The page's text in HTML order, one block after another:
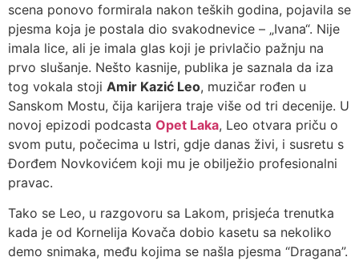
scena ponovo formirala nakon teških godina, pojavila se
pjesma koja je postala dio svakodnevice – „Ivana“. Nije
imala lice, ali je imala glas koji je privlačio pažnju na
prvo slušanje. Nešto kasnije, publika je saznala da iza
tog vokala stoji Amir Kazić Leo, muzičar rođen u
Sanskom Mostu, čija karijera traje više od tri decenije. U
novoj epizodi podcasta Opet Laka, Leo otvara priču o
svom putu, počecima u Istri, gdje danas živi, i susretu s
Đorđem Novkovićem koji mu je obilježio profesionalni
pravac.
Tako se Leo, u razgovoru sa Lakom, prisjeća trenutka
kada je od Kornelija Kovača dobio kasetu sa nekoliko
demo snimaka, među kojima se našla pjesma “Dragana”.